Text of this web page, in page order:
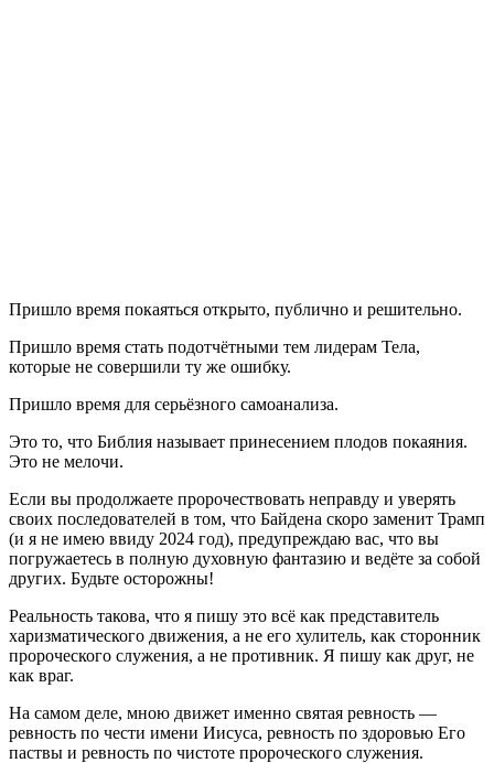
Пришло время покаяться открыто, публично и решительно.
Пришло время стать подотчётными тем лидерам Тела,
которые не совершили ту же ошибку.
Пришло время для серьёзного самоанализа.
Это то, что Библия называет принесением плодов покаяния.
Это не мелочи.
Если вы продолжаете пророчествовать неправду и уверять
своих последователей в том, что Байдена скоро заменит Трамп
(и я не имею ввиду 2024 год), предупреждаю вас, что вы
погружаетесь в полную духовную фантазию и ведёте за собой
других. Будьте осторожны!
Реальность такова, что я пишу это всё как представитель
харизматического движения, а не его хулитель, как сторонник
пророческого служения, а не противник. Я пишу как друг, не
как враг.
На самом деле, мною движет именно святая ревность —
ревность по чести имени Иисуса, ревность по здоровью Его
паствы и ревность по чистоте пророческого служения.